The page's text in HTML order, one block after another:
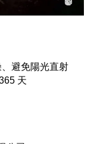
避免陽光直射
天